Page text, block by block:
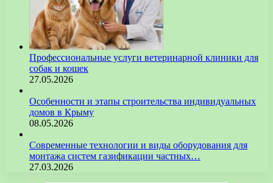
Профессиональные услуги ветеринарной клиники для
собак и кошек
27.05.2026
Особенности и этапы строительства индивидуальных
домов в Крыму
08.05.2026
Современные технологии и виды оборудования для
монтажа систем газификации частных…
27.03.2026